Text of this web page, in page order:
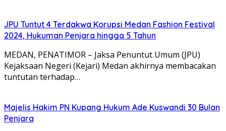
JPU Tuntut 4 Terdakwa Korupsi Medan Fashion Festival
2024, Hukuman Penjara hingga 5 Tahun
MEDAN, PENATIMOR – Jaksa Penuntut Umum (JPU)
Kejaksaan Negeri (Kejari) Medan akhirnya membacakan
tuntutan terhadap…
Majelis Hakim PN Kupang Hukum Ade Kuswandi 30 Bulan
Penjara